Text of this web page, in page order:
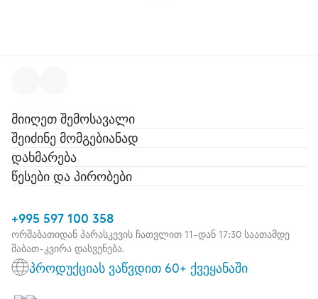
მიიღეთ შემოსავალი
შეიძინე მომგებიანად
დახმარება
წესები და პირობები
+995 597 100 358
ორშაბათიდან პარასკევის ჩათვლით 11-დან 17:30 საათამდე
შაბათ-კვირა დასვენება.
პროდუქციას ვაწვდით 60+ ქვეყანაში